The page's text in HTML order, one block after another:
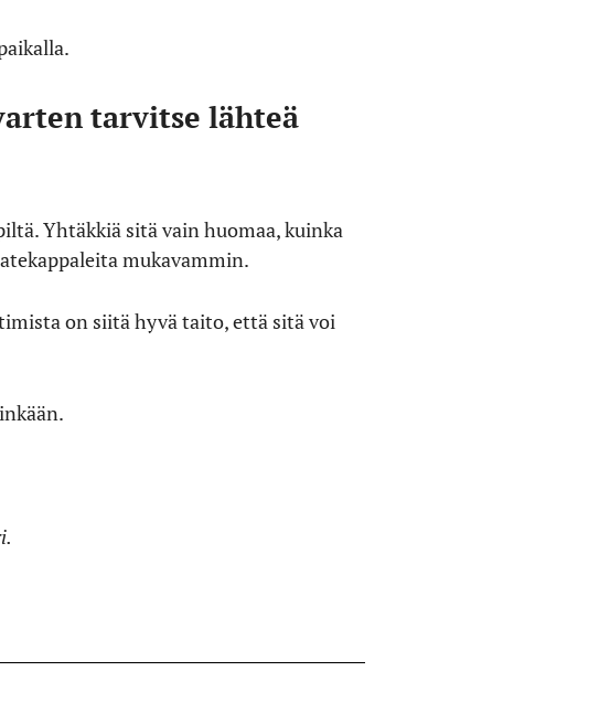
tarvitse lähteä
Yhtäkkiä sitä vain huomaa, kuinka
mukavammin.
on siitä hyvä taito, että sitä voi